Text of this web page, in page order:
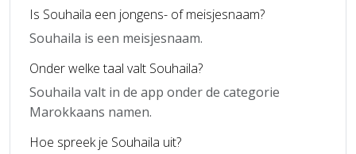
Is Souhaila een jongens- of meisjesnaam?
Souhaila is een meisjesnaam.
Onder welke taal valt Souhaila?
Souhaila valt in de app onder de categorie
Marokkaans namen.
Hoe spreek je Souhaila uit?